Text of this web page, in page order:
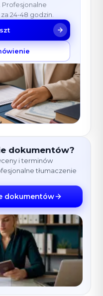
24-48 godzin.
dokumentów?
i terminów
tłumaczenie
dokumentów